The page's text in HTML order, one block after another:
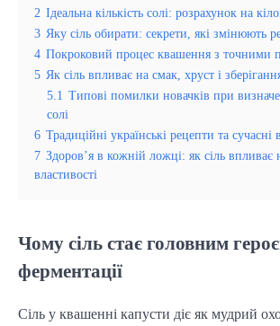
2 Ідеальна кількість солі: розрахунок на
3 Яку сіль обирати: секрети, які змінюють
4 Покроковий процес квашення з точними
5 Як сіль впливає на смак, хруст і
5.1 Типові помилки новачків при
солі
6 Традиційні українські рецепти та сучасні
7 Здоров’я в кожній ложці: як сіль впливає
властивості
Чому сіль стає головним
ферментації
Сіль у квашенні капусти діє як мудрий